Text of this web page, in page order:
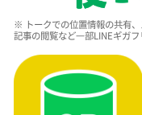
※ トークでの位置情報の共有
記事の閲覧など⼀部LINEギガフ